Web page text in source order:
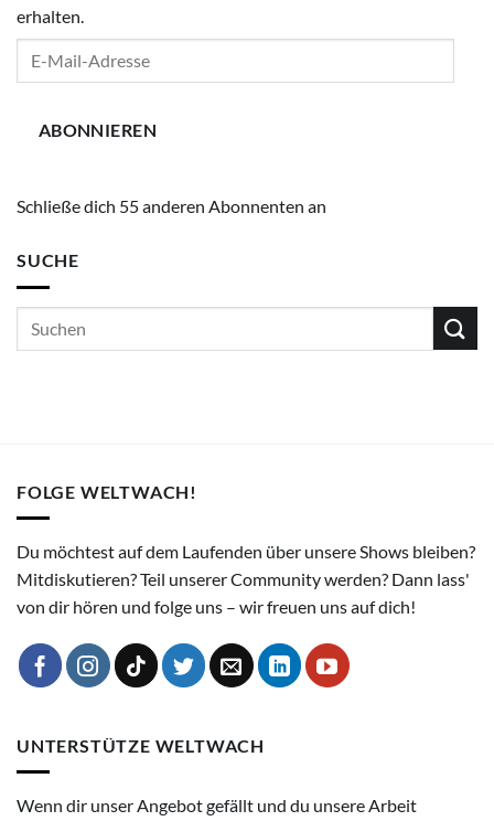
erhalten.
ABONNIEREN
Schließe dich 55 anderen Abonnenten an
SUCHE
FOLGE WELTWACH!
Du möchtest auf dem Laufenden über unsere Shows bleiben?
Mitdiskutieren? Teil unserer Community werden? Dann lass'
von dir hören und folge uns – wir freuen uns auf dich!
UNTERSTÜTZE WELTWACH
Wenn dir unser Angebot gefällt und du unsere Arbeit